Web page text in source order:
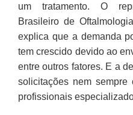
um tratamento. O
Brasileiro de
explica que a demanda
tem crescido devido ao
entre outros fatores. E a
solicitações nem
profissionais